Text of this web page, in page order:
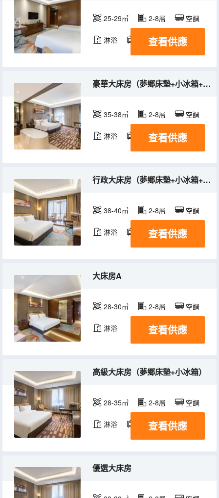
25-29㎡ 2-8層 空調
淋浴 電視機 冰箱
查看供應
豪華大床房（夢鄉床墊+小冰箱+超大浴缸）
35-38㎡ 2-8層 空調
淋浴 電視機 冰箱
查看供應
行政大床房（夢鄉床墊+小冰箱+落地飄窗）
38-40㎡ 2-8層 空調
淋浴 電視機 冰箱
查看供應
大床房A
28-30㎡ 2-8層 空調
淋浴 查看供應
高級大床房（夢鄉床墊+小冰箱）
28-35㎡ 2-8層 空調
淋浴 電視機 冰箱
查看供應
優選大床房